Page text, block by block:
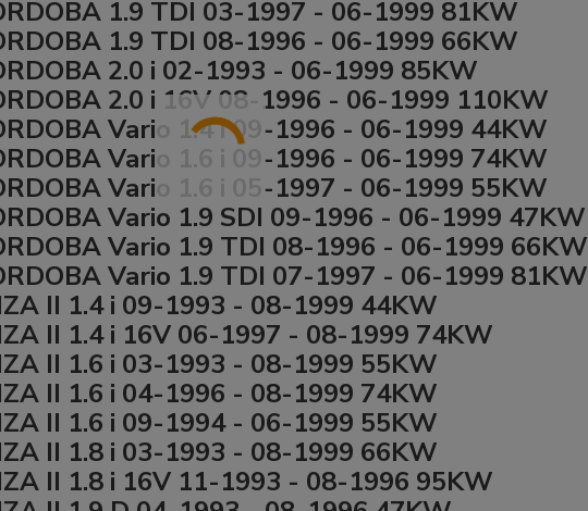
1.9 TDI 03-1997 - 06-1999 81KW
1.9 TDI 08-1996 - 06-1999 66KW
2.0 i 02-1993 - 06-1999 85KW
2.0 i 16V 08-1996 - 06-1999 110KW
Vario 1.4 i 09-1996 - 06-1999 44KW
Vario 1.6 i 09-1996 - 06-1999 74KW
Vario 1.6 i 05-1997 - 06-1999 55KW
Vario 1.9 SDI 09-1996 - 06-1999 47KW
Vario 1.9 TDI 08-1996 - 06-1999 66KW
Vario 1.9 TDI 07-1997 - 06-1999 81KW
II 1.4 i 09-1993 - 08-1999 44KW
II 1.4 i 16V 06-1997 - 08-1999 74KW
II 1.6 i 03-1993 - 08-1999 55KW
II 1.6 i 04-1996 - 08-1999 74KW
II 1.6 i 09-1994 - 06-1999 55KW
II 1.8 i 03-1993 - 08-1999 66KW
II 1.8 i 16V 11-1993 - 08-1996 95KW